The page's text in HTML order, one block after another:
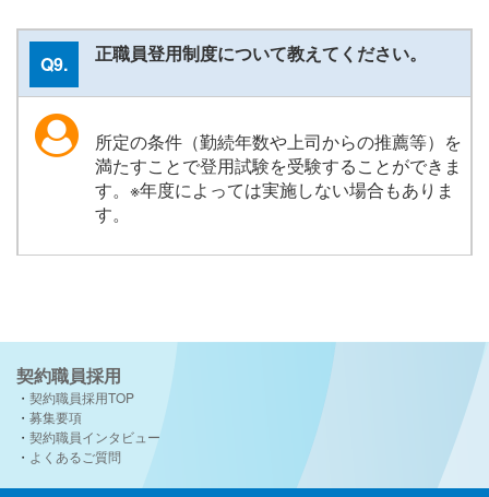
Q9. 正職員登用制度について教えてください。
所定の条件（勤続年数や上司からの推薦等）を
満たすことで登用試験を受験することができま
す。※年度によっては実施しない場合もありま
す。
契約職員採用
契約職員採用TOP
募集要項
契約職員インタビュー
よくあるご質問